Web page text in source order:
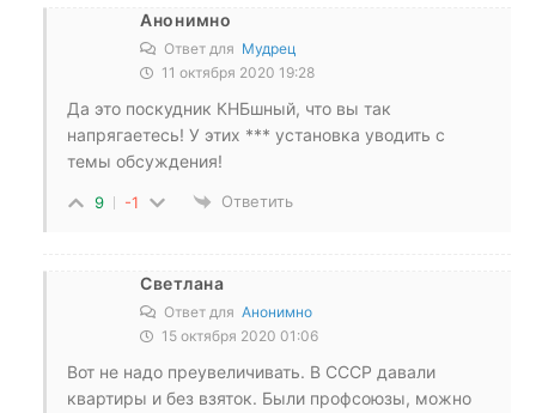
Анонимно
Ответ для Мудрец
11 октября 2020 19:28
Да это поскудник КНБшный, что вы так
напрягаетесь! У этих *** установка уводить с
темы обсуждения!
9 -1 Ответить
Светлана
Ответ для Анонимно
15 октября 2020 01:06
Вот не надо преувеличивать. В СССР давали
квартиры и без взяток. Были профсоюзы, можно